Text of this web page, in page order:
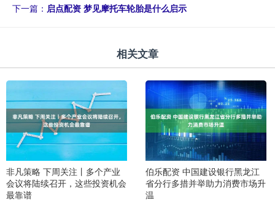
下一篇： 启点配资 梦见摩托车轮胎是什么启示
相关文章
非凡策略 下周关注丨多个产业
会议将陆续召开，这些投资机会
最靠谱
伯乐配资 中国建设银行黑龙江
省分行多措并举助力消费市场升
温